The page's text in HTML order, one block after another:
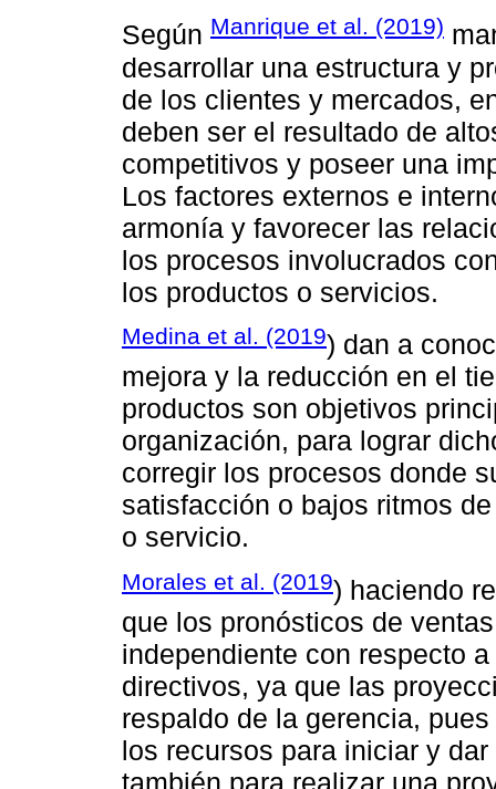
Según Manrique et al. (2019)
desarrollar una estructura y
de los clientes y mercados,
deben ser el resultado de
competitivos y poseer una
Los factores externos e
armonía y favorecer las
los procesos involucrados
los productos o servicios.
Medina et al. (2019) dan a
mejora y la reducción en el
productos son objetivos
organización, para lograr
corregir los procesos donde
satisfacción o bajos ritmos
o servicio.
Morales et al. (2019) haciendo
que los pronósticos de
independiente con respecto
directivos, ya que las
respaldo de la gerencia,
los recursos para iniciar y
también para realizar una